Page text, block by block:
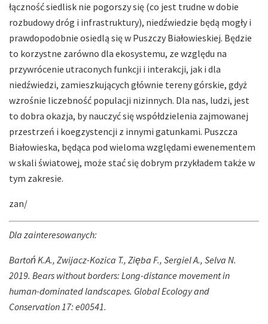
łączność siedlisk nie pogorszy się (co jest trudne w dobie
rozbudowy dróg i infrastruktury), niedźwiedzie będą mogły i
prawdopodobnie osiedlą się w Puszczy Białowieskiej. Będzie
to korzystne zarówno dla ekosystemu, ze względu na
przywrócenie utraconych funkcji i interakcji, jak i dla
niedźwiedzi, zamieszkujących głównie tereny górskie, gdyż
wzrośnie liczebność populacji nizinnych. Dla nas, ludzi, jest
to dobra okazja, by nauczyć się współdzielenia zajmowanej
przestrzeń i koegzystencji z innymi gatunkami. Puszcza
Białowieska, będąca pod wieloma względami ewenementem
w skali światowej, może stać się dobrym przykładem także w
tym zakresie.
zan/
Dla zainteresowanych:
Bartoń K.A., Zwijacz-Kozica T., Zięba F., Sergiel A., Selva N.
2019. Bears without borders: Long-distance movement in
human-dominated landscapes. Global Ecology and
Conservation 17: e00541.